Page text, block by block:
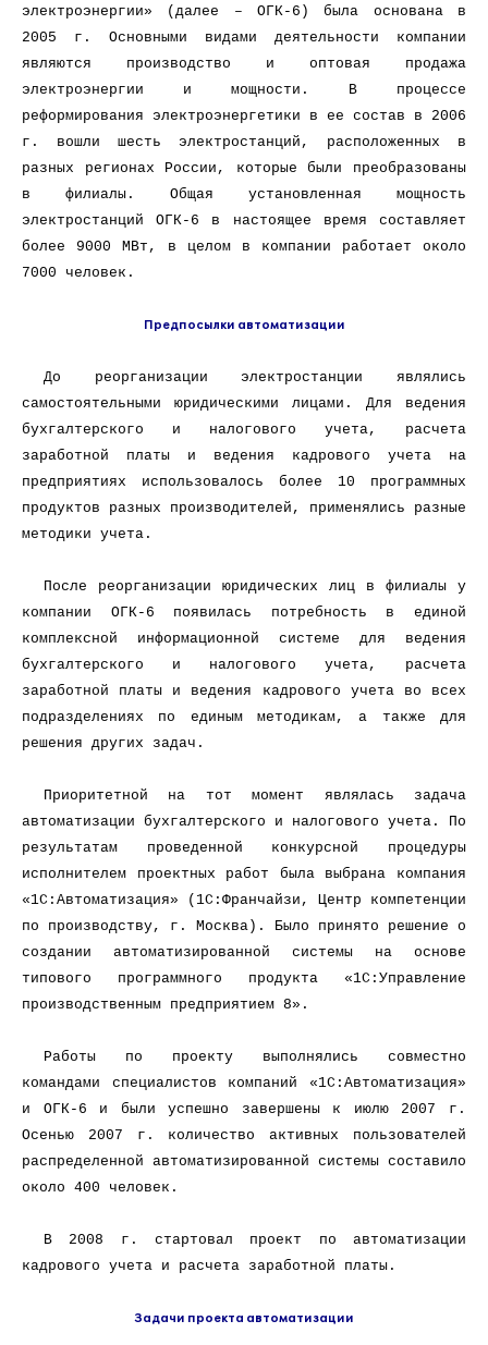
электроэнергии» (далее – ОГК-6) была основана в
2005 г. Основными видами деятельности компании
являются производство и оптовая продажа
электроэнергии и мощности. В процессе
реформирования электроэнергетики в ее состав в 2006
г. вошли шесть электростанций, расположенных в
разных регионах России, которые были преобразованы
в филиалы. Общая установленная мощность
электростанций ОГК-6 в настоящее время составляет
более 9000 МВт, в целом в компании работает около
7000 человек.
Предпосылки автоматизации
До реорганизации электростанции являлись
самостоятельными юридическими лицами. Для ведения
бухгалтерского и налогового учета, расчета
заработной платы и ведения кадрового учета на
предприятиях использовалось более 10 программных
продуктов разных производителей, применялись разные
методики учета.
После реорганизации юридических лиц в филиалы у
компании ОГК-6 появилась потребность в единой
комплексной информационной системе для ведения
бухгалтерского и налогового учета, расчета
заработной платы и ведения кадрового учета во всех
подразделениях по единым методикам, а также для
решения других задач.
Приоритетной на тот момент являлась задача
автоматизации бухгалтерского и налогового учета. По
результатам проведенной конкурсной процедуры
исполнителем проектных работ была выбрана компания
«1С:Автоматизация» (1С:Франчайзи, Центр компетенции
по производству, г. Москва). Было принято решение о
создании автоматизированной системы на основе
типового программного продукта «1С:Управление
производственным предприятием 8».
Работы по проекту выполнялись совместно
командами специалистов компаний «1С:Автоматизация»
и ОГК-6 и были успешно завершены к июлю 2007 г.
Осенью 2007 г. количество активных пользователей
распределенной автоматизированной системы составило
около 400 человек.
В 2008 г. стартовал проект по автоматизации
кадрового учета и расчета заработной платы.
Задачи проекта автоматизации